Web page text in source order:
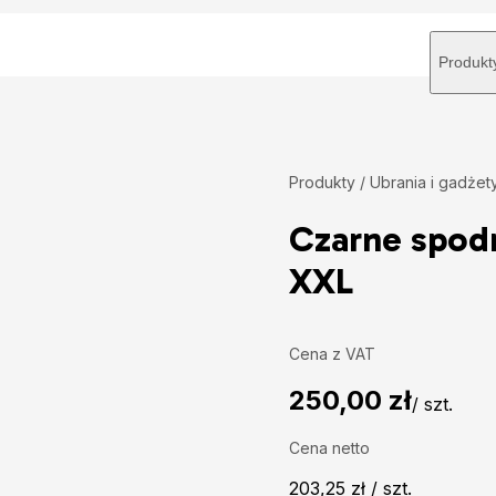
Produkty / Ubrania i
Czarne
XXL
Cena z VAT
250,00 zł/ szt.
Cena netto
203,25 zł / szt.